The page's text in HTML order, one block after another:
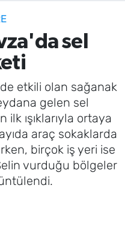
sel
etkili olan sağanak
gelen sel
ışıklarıyla ortaya
araç sokaklarda
birçok iş yeri ise
vurduğu bölgeler